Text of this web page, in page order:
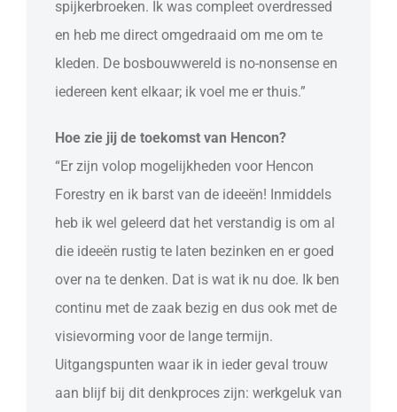
spijkerbroeken. Ik was compleet overdressed
en heb me direct omgedraaid om me om te
kleden. De bosbouwwereld is no-nonsense en
iedereen kent elkaar; ik voel me er thuis.”
Hoe zie jij de toekomst van Hencon?
“Er zijn volop mogelijkheden voor Hencon
Forestry en ik barst van de ideeën! Inmiddels
heb ik wel geleerd dat het verstandig is om al
die ideeën rustig te laten bezinken en er goed
over na te denken. Dat is wat ik nu doe. Ik ben
continu met de zaak bezig en dus ook met de
visievorming voor de lange termijn.
Uitgangspunten waar ik in ieder geval trouw
aan blijf bij dit denkproces zijn: werkgeluk van